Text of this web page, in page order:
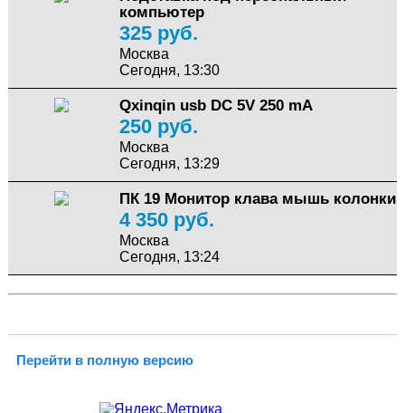
компьютер
325 руб.
Москва
Сегодня, 13:30
Qxinqin usb DC 5V 250 mA
250 руб.
Москва
Сегодня, 13:29
ПК 19 Монитор клава мышь колонки
4 350 руб.
Москва
Сегодня, 13:24
Перейти в полную версию